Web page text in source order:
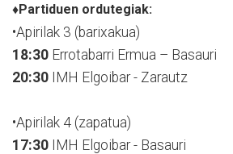
♦Partiduen ordutegiak:
•Apirilak 3 (barixakua)
18:30 Errotabarri Ermua – Basauri
20:30 IMH Elgoibar - Zarautz
•Apirilak 4 (zapatua)
17:30 IMH Elgoibar - Basauri